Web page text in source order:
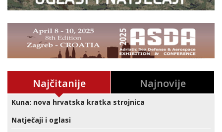
Najčitanije Najnovije
Kuna: nova hrvatska kratka strojnica
Natječaji i oglasi